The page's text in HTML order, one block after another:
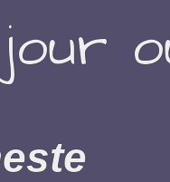
Autour de la